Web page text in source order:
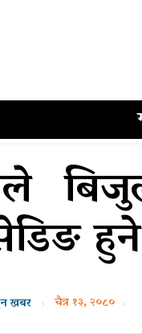
हुने
खबर चैत्र १३, २०८०